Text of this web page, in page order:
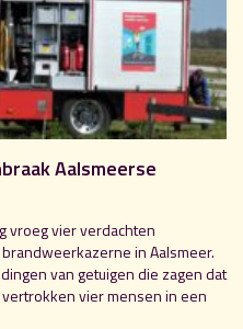
Aalsmeerse
vroeg vier verdachten
in Aalsmeer.
van getuigen die zagen dat
vier mensen in een